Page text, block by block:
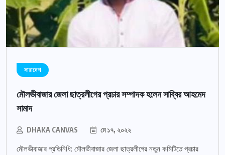
সারাদেশ
মৌলভীবাজার জেলা ছাত্রলীগের প্রচার সম্পাদক হলেন সাব্বির আহমেদ
সামাদ
DHAKA CANVAS মে ১৭, ২০২২
মৌলভীবাজার প্রতিনিধি: মৌলভীবাজার জেলা ছাত্রলীগের নতুন কমিটিতে প্রচার